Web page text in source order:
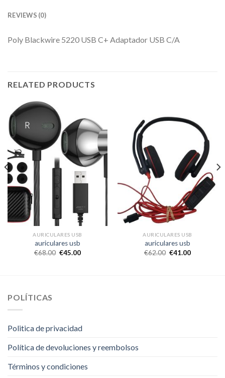
REVIEWS (0)
Poly Blackwire 5220 USB C+ Adaptador USB C/A
RELATED PRODUCTS
AURICULARES USB
auriculares usb
€68.00 €45.00
AURICULARES USB
auriculares usb
€62.00 €41.00
POLÍTICAS
Politica de privacidad
Política de devoluciones y reembolsos
Términos y condiciones